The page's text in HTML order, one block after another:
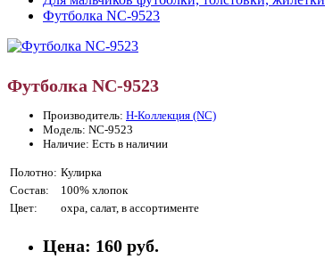
Футболка NC-9523
Футболка NC-9523
Производитель: Н-Коллекция (NC)
Модель: NC-9523
Наличие: Есть в наличии
Полотно: Кулирка
Состав:
100% хлопок
Цвет:
охра, салат, в ассортименте
Цена: 160 руб.